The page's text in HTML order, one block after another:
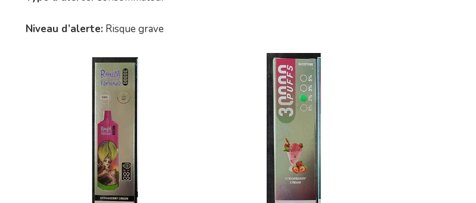
Niveau d’alerte: Risque grave